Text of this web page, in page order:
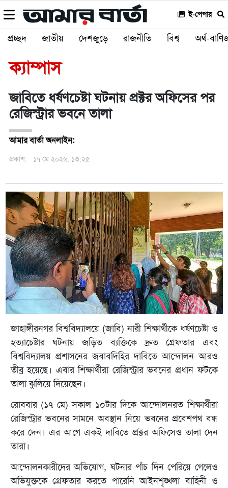
ই-পেপার
প্রচ্ছদ জাতীয় দেশজুড়ে রাজনীতি বিশ্ব অর্থ-
ক্যাম্পাস
জাবিতে ধর্ষণচেষ্টা ঘটনায় প্রক্টর অফিসের পর
রেজিস্ট্রার ভবনে তালা
আমার বার্তা অনলাইন:
প্রকাশ: ১৭ মে ২০২৬, ১৩:২৫
জাহাঙ্গীরনগর বিশ্ববিদ্যালয়ে (জাবি) নারী শিক্ষার্থীকে ধর্ষণচেষ্টা ও
হত্যাচেষ্টার ঘটনায় জড়িত ব্যক্তিকে দ্রুত গ্রেফতার এবং
বিশ্ববিদ্যালয় প্রশাসনের জবাবদিহির দাবিতে আন্দোলন আরও
তীব্র হয়েছে। এবার শিক্ষার্থীরা রেজিস্ট্রার ভবনের প্রধান ফটকে
তালা ঝুলিয়ে দিয়েছেন।
রোববার (১৭ মে) সকাল ১০টার দিকে আন্দোলনরত শিক্ষার্থীরা
রেজিস্ট্রার ভবনের সামনে অবস্থান নিয়ে ভবনের প্রবেশপথ বন্ধ
করে দেন। এর আগে একই দাবিতে প্রক্টর অফিসেও তালা দেন
তারা।
আন্দোলনকারীদের অভিযোগ, ঘটনার পাঁচ দিন পেরিয়ে গেলেও
অভিযুক্তকে গ্রেফতার করতে পারেনি আইনশৃঙ্খলা বাহিনী ও